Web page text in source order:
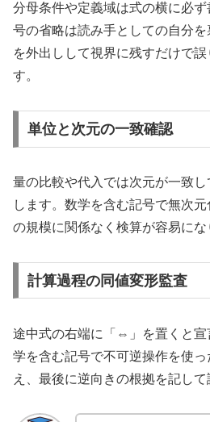
分母条件や定義域は式の横に必
号の省略は読み手としての自分
を外出しして視界に残すだけで
す。
単位と次元の一致確認
量の比較や代入では次元が一致
します。数学を含む記号で無次
の規模に関係なく検算が容易にな
計算過程の同値変形監査
途中式の右端に「⇔」を置くと宣
学を含む記号で不可逆操作を使
え、最後に逆向きの根拠を記して